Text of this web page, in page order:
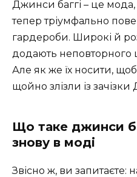
Джинси баггі – це
тепер тріумфально
гардероби. Широкі й
додають неповторного
Але як же їх носити,
щойно злізли із
Що таке джинси
знову в моді
Звісно ж, ви запитаєте: